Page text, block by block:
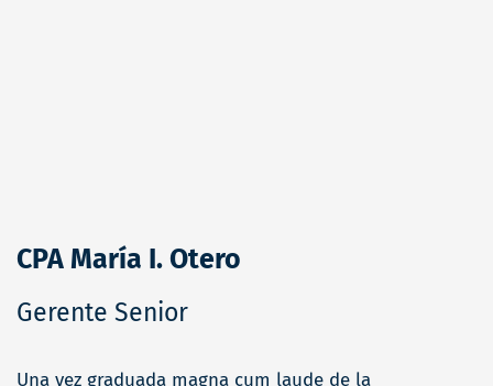
CPA María I. Otero
Gerente Senior
Una vez graduada magna cum laude de la